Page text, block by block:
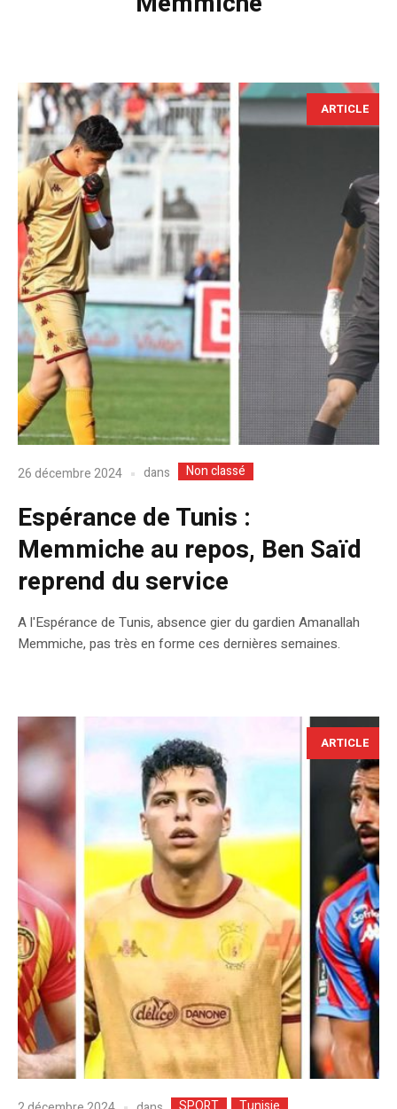
ARTICLE
26 décembre 2024 dans Non classé
Espérance de Tunis :
Memmiche au repos, Ben Saïd
reprend du service
A l'Espérance de Tunis, absence gier du gardien Amanallah
Memmiche, pas très en forme ces dernières semaines.
ARTICLE